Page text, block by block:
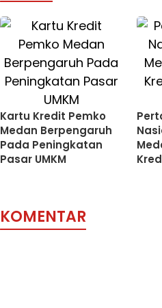
Kartu Kredit Pemko
Medan Berpengaruh
Pada Peningkatan
Pasar UMKM
KOMENTAR